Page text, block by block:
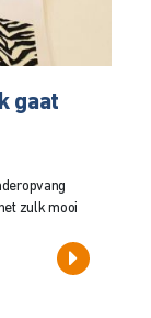
gaat
zulk mooi